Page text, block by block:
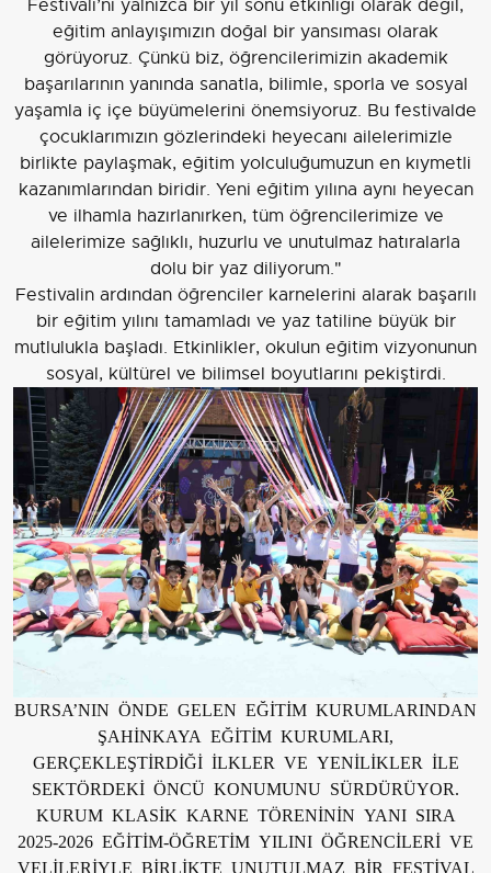
Festivali’ni yalnızca bir yıl sonu etkinliği olarak değil,
eğitim anlayışımızın doğal bir yansıması olarak
görüyoruz. Çünkü biz, öğrencilerimizin akademik
başarılarının yanında sanatla, bilimle, sporla ve sosyal
yaşamla iç içe büyümelerini önemsiyoruz. Bu festivalde
çocuklarımızın gözlerindeki heyecanı ailelerimizle
birlikte paylaşmak, eğitim yolculuğumuzun en kıymetli
kazanımlarından biridir. Yeni eğitim yılına aynı heyecan
ve ilhamla hazırlanırken, tüm öğrencilerimize ve
ailelerimize sağlıklı, huzurlu ve unutulmaz hatıralarla
dolu bir yaz diliyorum."
Festivalin ardından öğrenciler karnelerini alarak başarılı
bir eğitim yılını tamamladı ve yaz tatiline büyük bir
mutlulukla başladı. Etkinlikler, okulun eğitim vizyonunun
sosyal, kültürel ve bilimsel boyutlarını pekiştirdi.
BURSA’NIN ÖNDE GELEN EĞİTİM KURUMLARINDAN
ŞAHİNKAYA EĞİTİM KURUMLARI,
GERÇEKLEŞTİRDİĞİ İLKLER VE YENİLİKLER İLE
SEKTÖRDEKİ ÖNCÜ KONUMUNU SÜRDÜRÜYOR.
KURUM KLASİK KARNE TÖRENİNİN YANI SIRA
2025-2026 EĞİTİM-ÖĞRETİM YILINI ÖĞRENCİLERİ VE
VELİLERİYLE BİRLİKTE UNUTULMAZ BİR FESTİVAL